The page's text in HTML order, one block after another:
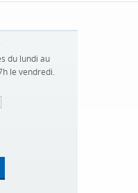
du lundi au
le vendredi.